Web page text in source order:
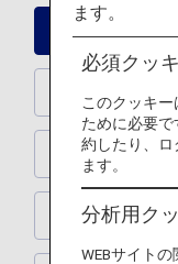
札幌
福岡
ます。
必須クッ
このクッキ
ために必要
約したり、ロ
ます。
分析用ク
WEBサイト